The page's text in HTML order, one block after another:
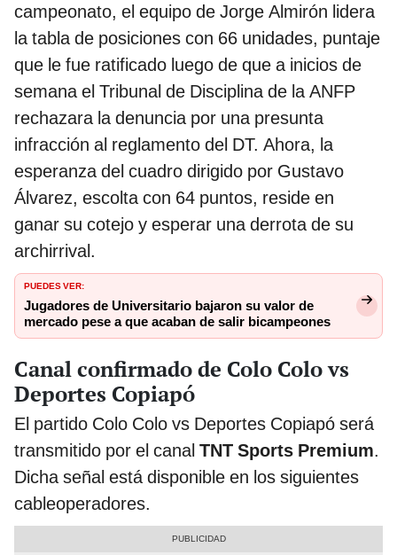
campeonato, el equipo de Jorge Almirón lidera
la tabla de posiciones con 66 unidades, puntaje
que le fue ratificado luego de que a inicios de
semana el Tribunal de Disciplina de la ANFP
rechazara la denuncia por una presunta
infracción al reglamento del DT. Ahora, la
esperanza del cuadro dirigido por Gustavo
Álvarez, escolta con 64 puntos, reside en
ganar su cotejo y esperar una derrota de su
archirrival.
PUEDES VER:
Jugadores de Universitario bajaron su valor de
mercado pese a que acaban de salir bicampeones
Canal confirmado de Colo Colo vs
Deportes Copiapó
El partido Colo Colo vs Deportes Copiapó será
transmitido por el canal TNT Sports Premium.
Dicha señal está disponible en los siguientes
cableoperadores.